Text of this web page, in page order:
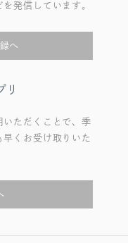
発信しています。
へ
リ
いただくことで、季
くお受け取りいた